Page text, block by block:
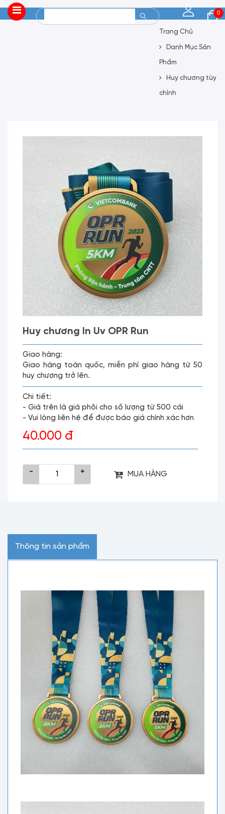
0
Trang Chủ
Danh Mục Sản
Phẩm
Huy chương tùy
chỉnh
Huy chương In Uv OPR Run
Giao hàng:
Giao hàng toàn quốc, miễn phí giao hàng từ 50
huy chương trở lên.
Chi tiết:
- Giá trên là giá phôi cho số lượng từ 500 cái
- Vui lòng liên hệ để được báo giá chính xác hơn
40.000 đ
- + MUA HÀNG
Thông tin sản phẩm